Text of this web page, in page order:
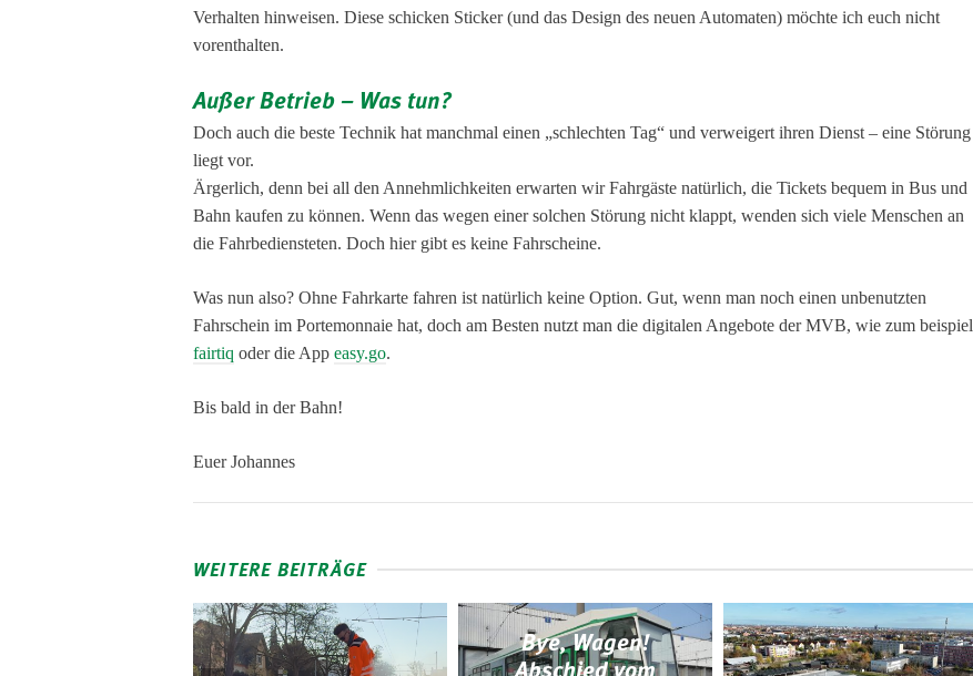
Verhalten hinweisen. Diese schicken Sticker (und das Design des neuen Automaten) möchte ich euch nicht
vorenthalten.
Außer Betrieb – Was tun?
Doch auch die beste Technik hat manchmal einen „schlechten Tag“ und verweigert ihren Dienst – eine Störung
liegt vor.
Ärgerlich, denn bei all den Annehmlichkeiten erwarten wir Fahrgäste natürlich, die Tickets bequem in Bus und
Bahn kaufen zu können. Wenn das wegen einer solchen Störung nicht klappt, wenden sich viele Menschen an
die Fahrbediensteten. Doch hier gibt es keine Fahrscheine.
Was nun also? Ohne Fahrkarte fahren ist natürlich keine Option. Gut, wenn man noch einen unbenutzten
Fahrschein im Portemonnaie hat, doch am Besten nutzt man die digitalen Angebote der MVB, wie zum beispiel
fairtiq oder die App easy.go.
Bis bald in der Bahn!
Euer Johannes
WEITERE BEITRÄGE
Bye, Wagen!